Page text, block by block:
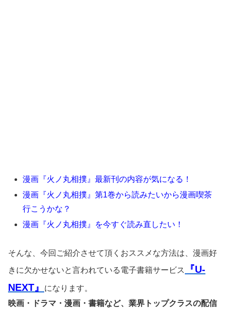
漫画『火ノ丸相撲』最新刊の内容が気になる！
漫画『火ノ丸相撲』第1巻から読みたいから漫画喫茶
行こうかな？
漫画『火ノ丸相撲』を今すぐ読み直したい！
そんな、今回ご紹介させて頂くおススメな方法は、漫画好
きに欠かせないと言われている電子書籍サービス
『U-
NEXT』
になります。
映画・ドラマ・漫画・書籍など、業界トップクラスの配信